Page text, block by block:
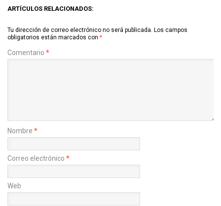
ARTÍCULOS RELACIONADOS:
Tu dirección de correo electrónico no será publicada. Los campos
obligatorios están marcados con *
Comentario *
Nombre *
Correo electrónico *
Web